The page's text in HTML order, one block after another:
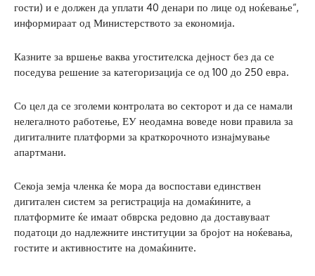
гости) и е должен да уплати 40 денари по лице од ноќевање“,
информираат од Министерството за економија.
Казните за вршење ваква угостителска дејност без да се
поседува решение за категоризација се од 100 до 250 евра.
Со цел да се зголеми контролата во секторот и да се намали
нелегалното работење, ЕУ неодамна воведе нови правила за
дигиталните платформи за краткорочното изнајмување
апартмани.
Секоја земја членка ќе мора да воспостави единствен
дигитален систем за регистрација на домаќините, а
платформите ќе имаат обврска редовно да доставуваат
податоци до надлежните институции за бројот на ноќевања,
гостите и активностите на домаќините.